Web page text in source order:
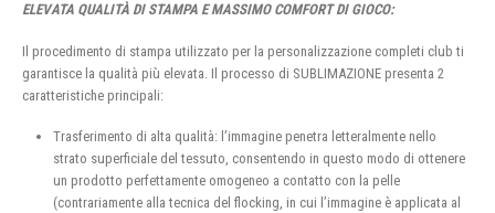
ELEVATA QUALITÀ DI STAMPA E MASSIMO COMFORT DI GIOCO:
Il procedimento di stampa utilizzato per la personalizzazione completi club ti
garantisce la qualità più elevata. Il processo di SUBLIMAZIONE presenta 2
caratteristiche principali:
Trasferimento di alta qualità: l’immagine penetra letteralmente nello
strato superficiale del tessuto, consentendo in questo modo di ottenere
un prodotto perfettamente omogeneo a contatto con la pelle
(contrariamente alla tecnica del flocking, in cui l’immagine è applicata al